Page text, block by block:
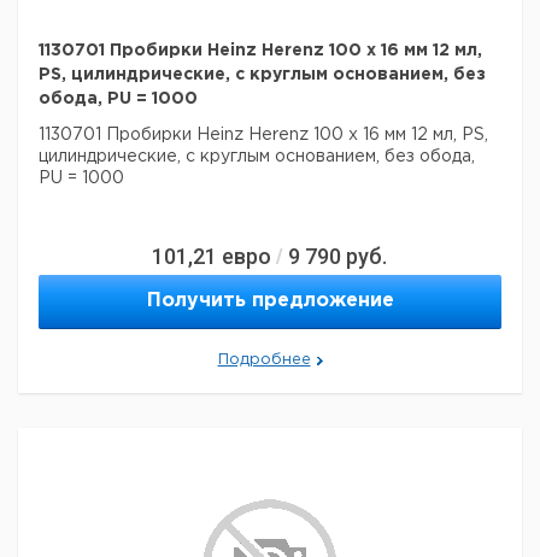
1130701 Пробирки Heinz Herenz 100 x 16 мм 12 мл,
PS, цилиндрические, с круглым основанием, без
обода, PU = 1000
1130701 Пробирки Heinz Herenz 100 x 16 мм 12 мл, PS,
цилиндрические, с круглым основанием, без обода,
PU = 1000
101,21 евро / 9 790 руб.
Получить предложение
Подробнее